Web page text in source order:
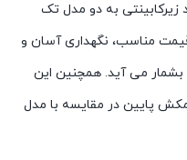
به دو مدل تک
مناسب، نگهداری آسان و
بشمار می آید. همچنین این
پايين در مقايسه با مدل